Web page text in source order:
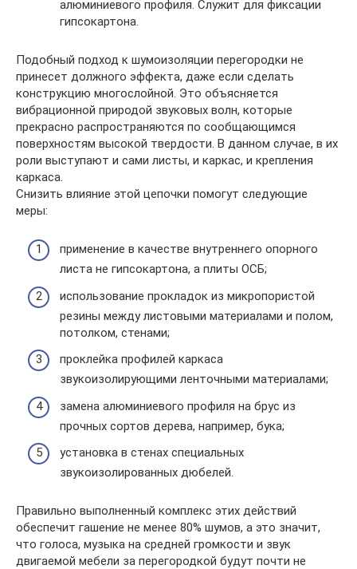
алюминиевого профиля. Служит для фиксации
гипсокартона.
Подобный подход к шумоизоляции перегородки не
принесет должного эффекта, даже если сделать
конструкцию многослойной. Это объясняется
вибрационной природой звуковых волн, которые
прекрасно распространяются по сообщающимся
поверхностям высокой твердости. В данном случае, в их
роли выступают и сами листы, и каркас, и крепления
каркаса.
Снизить влияние этой цепочки помогут следующие
меры:
применение в качестве внутреннего опорного
листа не гипсокартона, а плиты ОСБ;
использование прокладок из микропористой
резины между листовыми материалами и полом,
потолком, стенами;
проклейка профилей каркаса
звукоизолирующими ленточными материалами;
замена алюминиевого профиля на брус из
прочных сортов дерева, например, бука;
установка в стенах специальных
звукоизолированных дюбелей.
Правильно выполненный комплекс этих действий
обеспечит гашение не менее 80% шумов, а это значит,
что голоса, музыка на средней громкости и звук
двигаемой мебели за перегородкой будут почти не